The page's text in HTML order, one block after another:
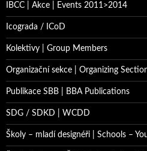
IBCC | Akce | Events 2011>2014
Icograda / ICoD
Kolektivy | Group Members
Organizační sekce | Organizing
Publikace SBB | BBA Publications
SDG / SDKD | WCDD
Školy – mladí designéři | Schools –